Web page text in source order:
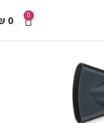
0
0